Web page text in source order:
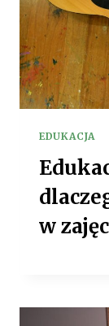
EDUKACJA
w